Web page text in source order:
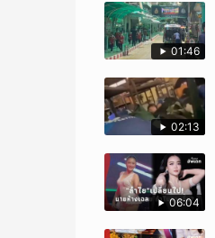
01:46
02:13
06:04